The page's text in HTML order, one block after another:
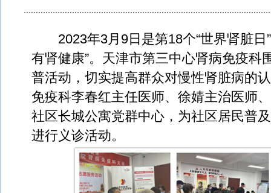
2023年3月9日是第18个“世界肾脏日”
有肾健康”。天津市第三中心肾病免疫科
普活动，切实提高群众对慢性肾脏病的
免疫科李春红主任医师、徐婧主治医师
社区长城公寓党群中心，为社区居民普
进行义诊活动。